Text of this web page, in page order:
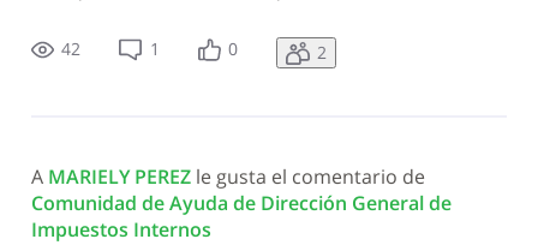
en caso de ser así cual seria la tasa. -Las facturas por
concepto de recobro emiti
42 1 0 2
A MARIELY PEREZ le gusta el comentario de
Comunidad de Ayuda de Dirección General de
Impuestos Internos